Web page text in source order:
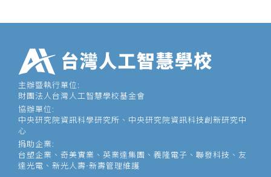
主辦暨執行單位:
財團法人台灣人工智慧學校基金會
協辦單位:
中央研究院資訊科學研究所、中央研究院資訊科技創新研究中
心
捐助企業:
台塑企業、奇美實業、英業達集團、義隆電子、聯發科技、友
達光電、新光人壽-新壽管理維護